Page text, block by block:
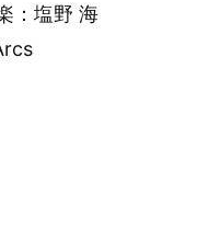
：塩野 海